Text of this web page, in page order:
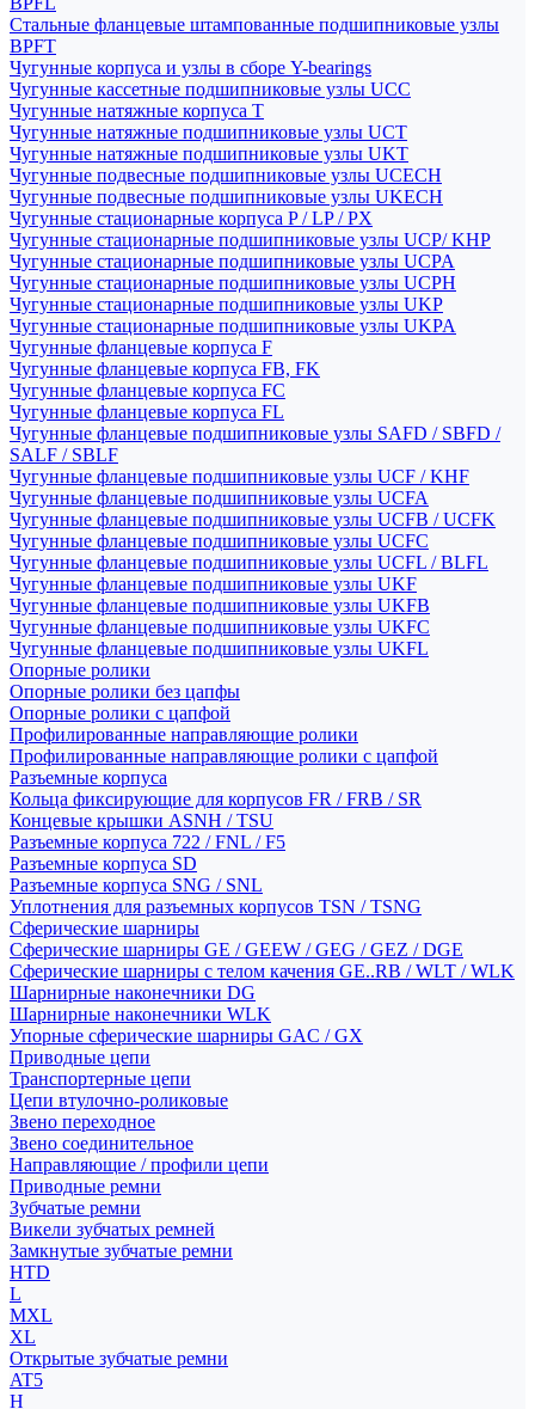
Стальные фланцевые штампованные подшипниковые узлы
BPFT
Чугунные корпуса и узлы в сборе Y-bearings
Чугунные кассетные подшипниковые узлы UCC
Чугунные натяжные корпуса T
Чугунные натяжные подшипниковые узлы UCT
Чугунные натяжные подшипниковые узлы UKT
Чугунные подвесные подшипниковые узлы UCECH
Чугунные подвесные подшипниковые узлы UKECH
Чугунные стационарные корпуса P / LP / PX
Чугунные стационарные подшипниковые узлы UCP/ KHP
Чугунные стационарные подшипниковые узлы UCPA
Чугунные стационарные подшипниковые узлы UCPH
Чугунные стационарные подшипниковые узлы UKP
Чугунные стационарные подшипниковые узлы UKPA
Чугунные фланцевые корпуса F
Чугунные фланцевые корпуса FB, FK
Чугунные фланцевые корпуса FC
Чугунные фланцевые корпуса FL
Чугунные фланцевые подшипниковые узлы SAFD / SBFD /
SALF / SBLF
Чугунные фланцевые подшипниковые узлы UCF / KHF
Чугунные фланцевые подшипниковые узлы UCFA
Чугунные фланцевые подшипниковые узлы UCFB / UCFK
Чугунные фланцевые подшипниковые узлы UCFC
Чугунные фланцевые подшипниковые узлы UCFL / BLFL
Чугунные фланцевые подшипниковые узлы UKF
Чугунные фланцевые подшипниковые узлы UKFB
Чугунные фланцевые подшипниковые узлы UKFC
Чугунные фланцевые подшипниковые узлы UKFL
Опорные ролики
Опорные ролики без цапфы
Опорные ролики с цапфой
Профилированные направляющие ролики
Профилированные направляющие ролики с цапфой
Разъемные корпуса
Кольца фиксирующие для корпусов FR / FRB / SR
Концевые крышки ASNH / TSU
Разъемные корпуса 722 / FNL / F5
Разъемные корпуса SD
Разъемные корпуса SNG / SNL
Уплотнения для разъемных корпусов TSN / TSNG
Сферические шарниры
Сферические шарниры GE / GEEW / GEG / GEZ / DGE
Сферические шарниры с телом качения GE..RB / WLT / WLK
Шарнирные наконечники DG
Шарнирные наконечники WLK
Упорные сферические шарниры GAC / GX
Приводные цепи
Транспортерные цепи
Цепи втулочно-роликовые
Звено переходное
Звено соединительное
Направляющие / профили цепи
Приводные ремни
Зубчатые ремни
Викели зубчатых ремней
Замкнутые зубчатые ремни
HTD
L
MXL
XL
Открытые зубчатые ремни
AT5
H